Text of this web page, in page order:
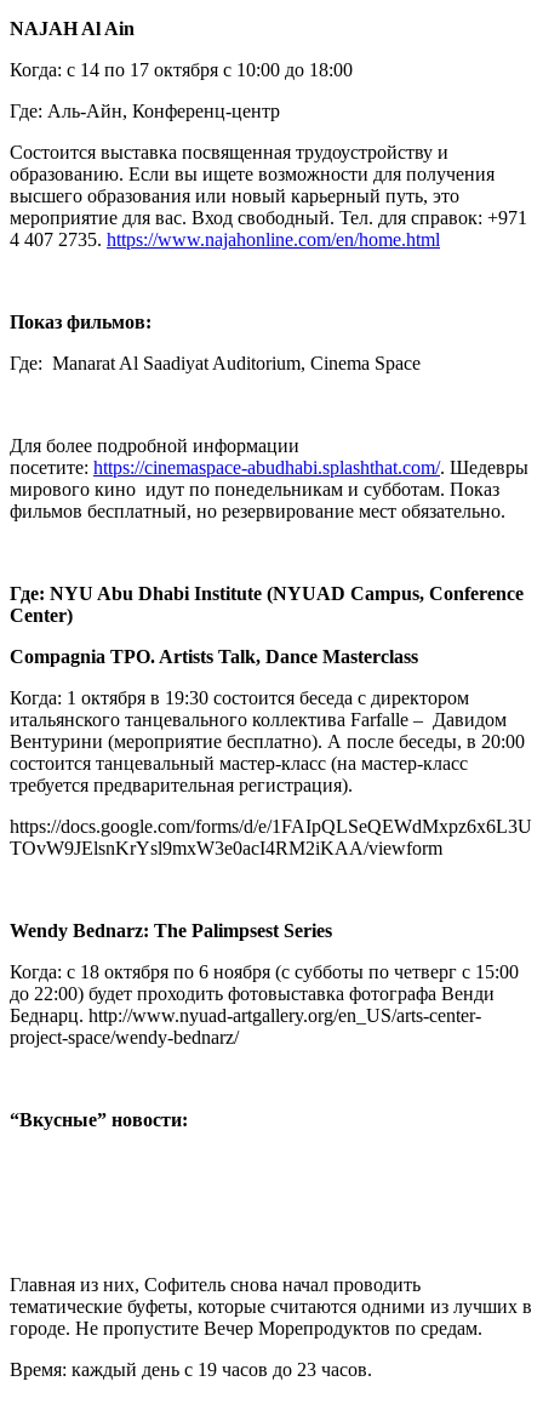
NAJAH Al Ain
Когда: с 14 по 17 октября с 10:00 до 18:00
Где: Аль-Айн, Конференц-центр
Состоится выставка посвященная трудоустройству и
образованию. Если вы ищете возможности для получения
высшего образования или новый карьерный путь, это
мероприятие для вас. Вход свободный. Тел. для справок: +971
4 407 2735. https://www.najahonline.com/en/home.html
Показ фильмов:
Где: Manarat Al Saadiyat Auditorium, Cinema Space
Для более подробной информации
посетите: https://cinemaspace-abudhabi.splashthat.com/. Шедевры
мирового кино идут по понедельникам и субботам. Показ
фильмов бесплатный, но резервирование мест обязательно.
Где: NYU Abu Dhabi Institute (NYUAD Campus, Conference
Center)
Compagnia TPO. Artists Talk, Dance Masterclass
Когда: 1 октября в 19:30 состоится беседа с директором
итальянского танцевального коллектива Farfalle – Давидом
Вентурини (мероприятие бесплатно). А после беседы, в 20:00
состоится танцевальный мастер-класс (на мастер-класс
требуется предварительная регистрация).
https://docs.google.com/forms/d/e/1FAIpQLSeQEWdMxpz6x6L3U
TOvW9JElsnKrYsl9mxW3e0acI4RM2iKAA/viewform
Wendy Bednarz: The Palimpsest Series
Когда: с 18 октября по 6 ноября (с субботы по четверг с 15:00
до 22:00) будет проходить фотовыставка фотографа Венди
Беднарц. http://www.nyuad-artgallery.org/en_US/arts-center-
project-space/wendy-bednarz/
“Вкусные” новости:
Главная из них, Софитель снова начал проводить
тематические буфеты, которые считаются одними из лучших в
городе. Не пропустите Вечер Морепродуктов по средам.
Время: каждый день с 19 часов до 23 часов.